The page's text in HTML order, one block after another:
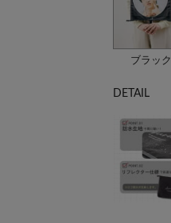
ブラック
DETAIL